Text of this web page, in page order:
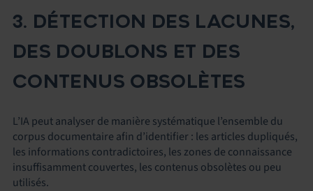
3. DÉTECTION DES LACUNES,
DES DOUBLONS ET DES
CONTENUS OBSOLÈTES
L’IA peut analyser de manière systématique l’ensemble du
corpus documentaire afin d’identifier : les articles dupliqués,
les informations contradictoires, les zones de connaissance
insuffisamment couvertes, les contenus obsolètes ou peu
utilisés.